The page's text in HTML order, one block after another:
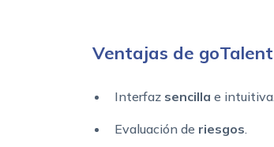
Ventajas de goTalent
Interfaz sencilla e intuitiva.
Evaluación de riesgos